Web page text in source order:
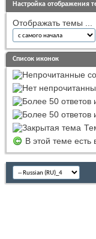
Настройка отображения
Отображать темы ...
Список иконок
В этой теме